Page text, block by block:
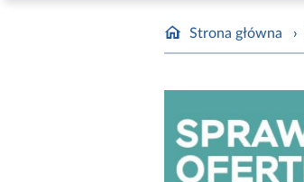
Strona główna ›